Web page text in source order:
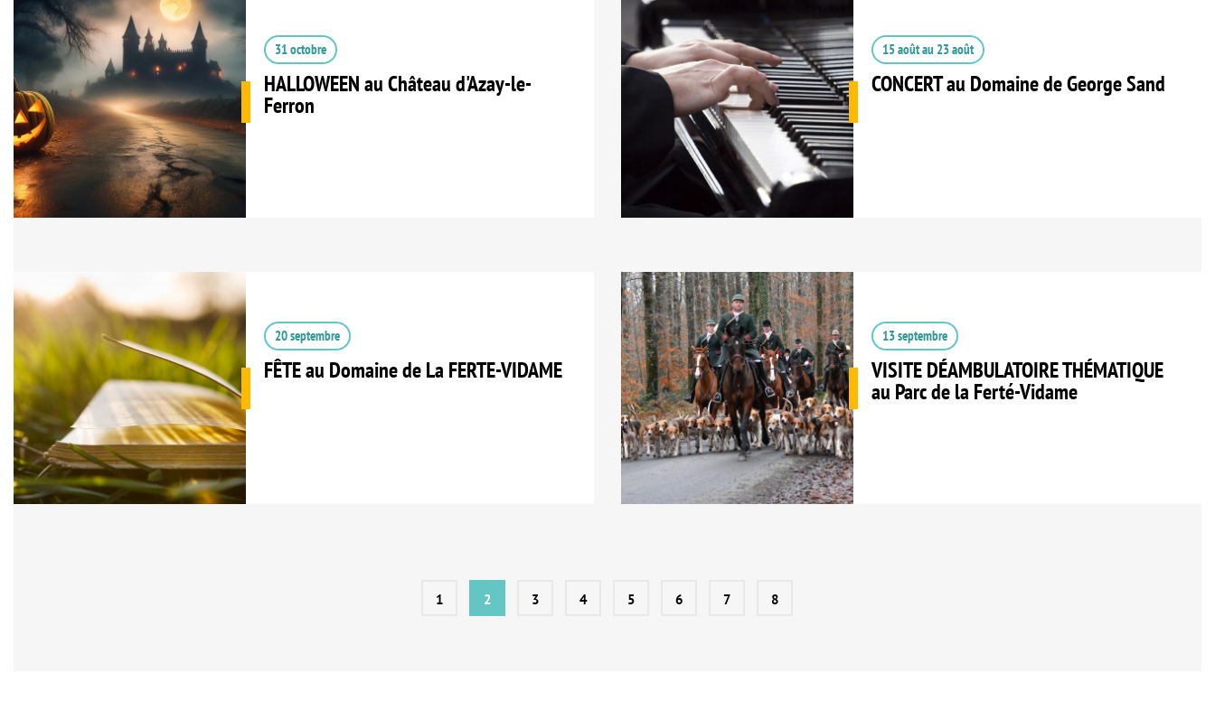
31 octobre
HALLOWEEN au Château d'Azay-le-
Ferron
15 aoûtau 23 août
CONCERT au Domaine de George Sand
20 septembre
FÊTE au Domaine de La FERTE-VIDAME
13 septembre
VISITE DÉAMBULATOIRE THÉMATIQUE
au Parc de la Ferté-Vidame
1 2 3 4 5 6 7 8